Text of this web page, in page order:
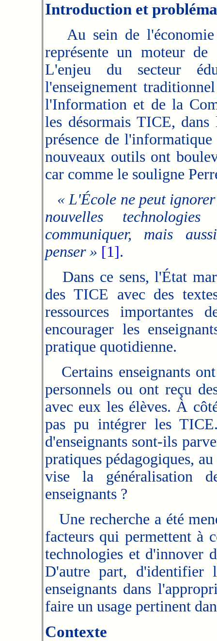
Introduction et
Au sein de l'économie
représente un moteur de
L'enjeu du secteur
l'enseignement
l'Information et de la
les désormais TICE, dans
présence de
nouveaux outils ont
car comme le souligne
« L'École ne peut
nouvelles
communiquer, mais
penser » [1].
Dans ce sens, l'État
des TICE avec des
ressources
encourager les
pratique quotidienne.
Certains enseignants
personnels ou ont reçu
avec eux les élèves. À
pas pu intégrer les
d'enseignants sont-ils
pratiques pédagogiques,
vise la généralisation
enseignants ?
Une recherche a été
facteurs qui permettent à
technologies et d'innover
D'autre part, d'identifier
enseignants dans
faire un usage pertinent
Contexte